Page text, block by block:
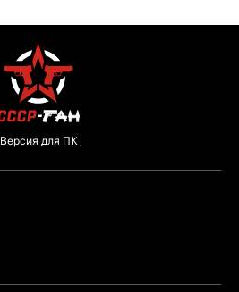
Версия для ПК